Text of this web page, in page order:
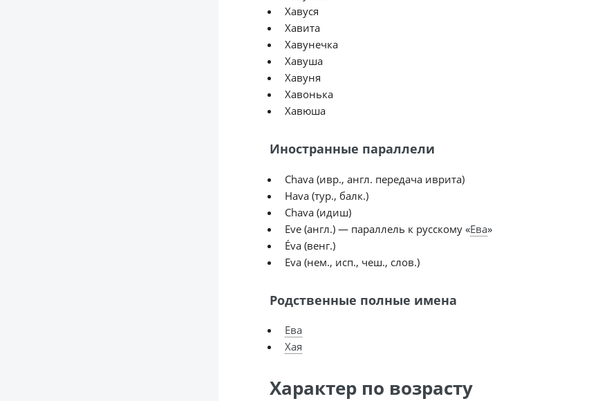
Хавуся
Хавита
Хавунечка
Хавуша
Хавуня
Хавонька
Хавюша
Иностранные параллели
Chava (ивр., англ. передача иврита)
Hava (тур., балк.)
Chava (идиш)
Eve (англ.) — параллель к русскому «Ева»
Éva (венг.)
Eva (нем., исп., чеш., слов.)
Родственные полные имена
Ева
Хая
Характер по возрасту